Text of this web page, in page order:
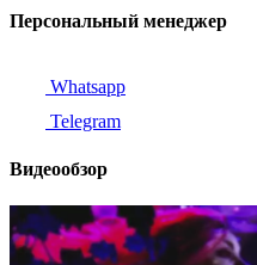
Персональный менеджер
Whatsapp
Telegram
Видеообзор